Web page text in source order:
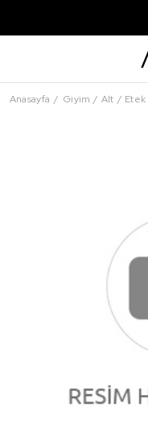
Anasayfa Giyim Alt Etek